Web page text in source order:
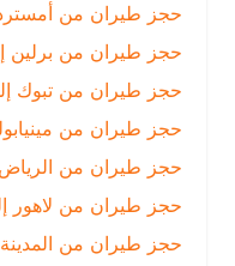
حجز طيران من أمستردام
حجز طيران من برلين إلى
حجز طيران من تبوك إلى
حجز طيران من مينيابوليس
حجز طيران من الرياض إلى
حجز طيران من لاهور إلى
حجز طيران من المدينة